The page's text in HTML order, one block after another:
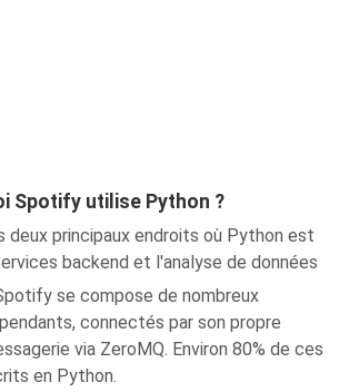
Spotify utilise Python ?
deux principaux endroits où Python est
backend et l'analyse de données
se compose de nombreux
connectés par son propre
via ZeroMQ. Environ 80% de ces
en Python.